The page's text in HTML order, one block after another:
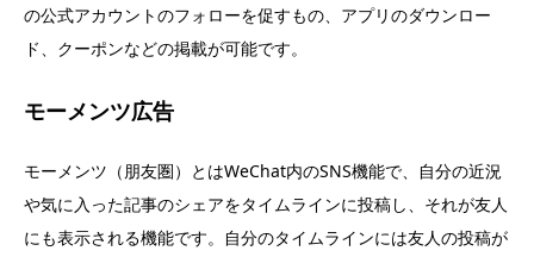
の公式アカウントのフォローを促すもの、アプリのダウンロー
ド、クーポンなどの掲載が可能です。
モーメンツ広告
モーメンツ（朋友圏）とはWeChat内のSNS機能で、自分の近況
や気に入った記事のシェアをタイムラインに投稿し、それが友人
にも表示される機能です。自分のタイムラインには友人の投稿が